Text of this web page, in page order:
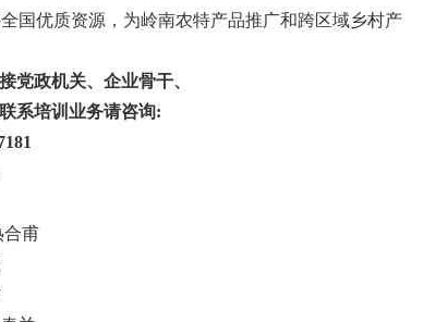
国优质资源，为岭南农特产品推广和跨区域乡村产
党政机关、企业骨干、
联系培训业务请咨询:
合甫